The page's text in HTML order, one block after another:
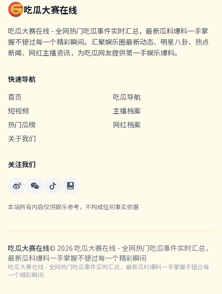
吃瓜大赛在线
吃瓜大赛在线 - 全网热门吃瓜事件实时汇总，最新瓜料爆料一手掌
握不错过每一个精彩瞬间。汇聚娱乐圈最新动态、明星八卦、热点
新闻、网红主播资讯，为吃瓜网友提供第一手娱乐爆料。
快速导航
首页
吃瓜导航
短视频
主播档案
热门瓜榜
网红档案
关于我们
关注我们
本站所有内容仅供娱乐参考，不构成任何事实依据
吃瓜大赛在线© 2026 吃瓜大赛在线 - 全网热门吃瓜事件实时汇总，
最新瓜料爆料一手掌握不错过每一个精彩瞬间
吃瓜大赛在线 - 全网热门吃瓜事件实时汇总，最新瓜料爆料一手掌握不错过每
一个精彩瞬间